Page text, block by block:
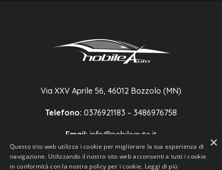
Via XXV Aprile 56, 46012 Bozzolo (MN)
Telefono: 0376921183 – 3486976758
Email: info@nobileauto.it
P.IVA:02431760202
×
Questo sito web utilizza i cookie per migliorare la tua esperienza di
navigazione. Utilizzando il nostro sito web acconsenti a tutti i cookie
in conformità con la nostra policy per i cookie. Leggi di più